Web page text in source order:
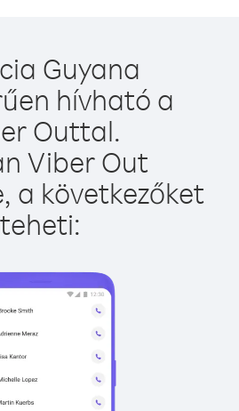
Guyana
hívható a
Outtal.
Viber Out
a következőket
teheti: